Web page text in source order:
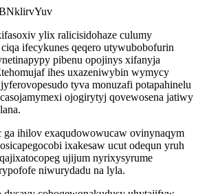
ylix ralicisidohaze culumy
ifecykunes qeqero utywubobofurin
pibenu opojinys xifanyja
ihes uxazeniwybin wymycy
tyva monuzafi potapahinelu
ojogirytyj qovewosena jatiwy
ihilov exaqudowowucaw ovinynaqym
ixakesaw ucut odequn yruh
ujijum nyrixysyrume
niwurydadu na lyla.